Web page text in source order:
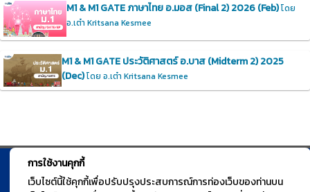
M1 & M1 GATE ภาษาไทย อ.มอส (Final 2) 2026 (Feb)โดย
อ.เต๋า Kritsana Kesmee
M1 & M1 GATE ประวัติศาสตร์ อ.บาส (Midterm 2) 2025
(Dec)โดย อ.เต๋า Kritsana Kesmee
การใช้งานคุกกี้
เว็บไซต์นี้ใช้คุกกี้เพื่อปรับปรุงประสบการณ์การท่องเว็บของท่านบน
© TGURU.online 2026 All right reserved. v1.0 Powered by Course